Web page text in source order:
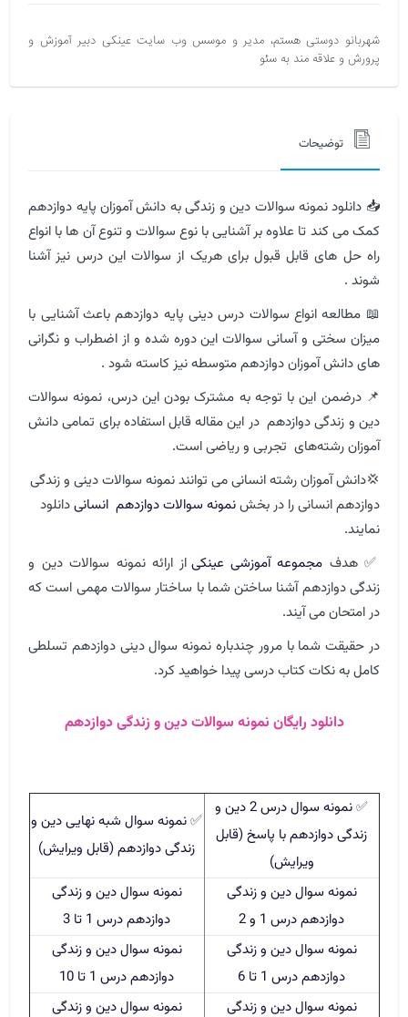
شهربانو دوستی هستم، مدیر و موسس وب سایت عینکی دبیر آموزش و
پرورش و علاقه مند به سئو
توضیحات
📥 دانلود نمونه سوالات دین و زندگی به دانش آموزان پایه دوازدهم
کمک می کند تا علاوه بر آشنایی با نوع سوالات و تنوع آن ها با انواع
راه حل های قابل قبول برای هریک از سوالات این درس نیز آشنا
شوند .
📖 مطالعه انواع سوالات درس دینی ​​پایه دوازدهم باعث آشنایی با
میزان سختی و آسانی سوالات این دوره شده و از اضطراب و نگرانی
های دانش آموزان دوازدهم متوسطه نیز کاسته شود .
📌 درضمن این با توجه به مشترک بودن این درس، نمونه سوالات
دین و زندگی دوازدهم در این مقاله قابل استفاده برای تمامی دانش
آموزان رشته‌های تجربی و ریاضی است.
💢دانش آموزان رشته انسانی می توانند نمونه سوالات دینی و زندگی
دوازدهم انسانی را در بخشنمونه سوالات دوازدهم انسانیدانلود
نمایند.
✅ هدف مجموعه آموزشی عینکی از ارائه نمونه سوالات دین و
زندگی دوازدهم آشنا ساختن شما با ساختار سوالات مهمی است که
در امتحان می آیند.
در حقیقت شما با مرور چندباره نمونه سوال دینی دوازدهم تسلطی
کامل به نکات کتاب درسی پیدا خواهید کرد.
دانلود رایگان نمونه سوالات دین و زندگی دوازدهم
✅
نمونه سوال درس 2 دین و
زندگی دوازدهم با پاسخ (قابل
ویرایش)
✅نمونه سوال شبه نهایی دین و
زندگی دوازدهم (قابل ویرایش)
نمونه سوال دین و زندگی
دوازدهم درس 1 و 2
نمونه سوال دین و زندگی
دوازدهم درس 1 تا 3
نمونه سوال دین و زندگی
دوازدهم درس 1 تا 6
نمونه سوال دین و زندگی
دوازدهم درس 1 تا 10
نمونه سوال دین و زندگی
نمونه سوال دین و زندگی